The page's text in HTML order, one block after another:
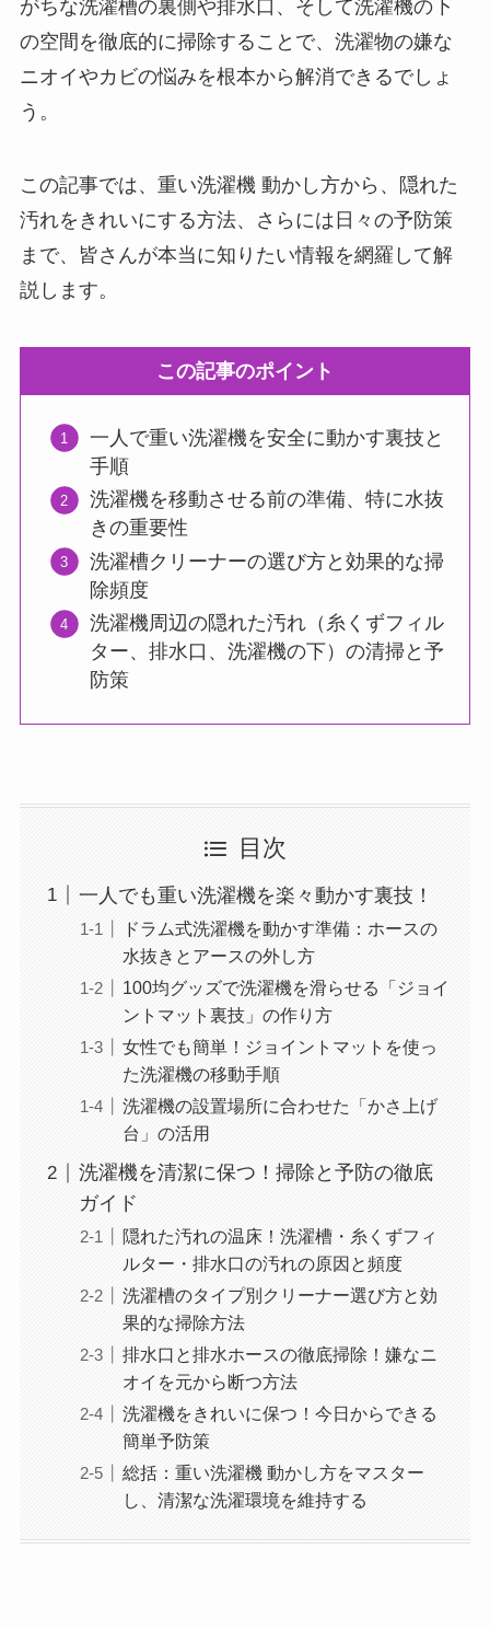
がちな洗濯槽の裏側や排水口、そして洗濯機の下
の空間を徹底的に掃除することで、洗濯物の嫌な
ニオイやカビの悩みを根本から解消できるでしょ
う。
この記事では、重い洗濯機 動かし方から、隠れた
汚れをきれいにする方法、さらには日々の予防策
まで、皆さんが本当に知りたい情報を網羅して解
説します。
この記事のポイント
一人で重い洗濯機を安全に動かす裏技と
手順
洗濯機を移動させる前の準備、特に水抜
きの重要性
洗濯槽クリーナーの選び方と効果的な掃
除頻度
洗濯機周辺の隠れた汚れ（糸くずフィル
ター、排水口、洗濯機の下）の清掃と予
防策
目次
一人でも重い洗濯機を楽々動かす裏技！
ドラム式洗濯機を動かす準備：ホースの
水抜きとアースの外し方
100均グッズで洗濯機を滑らせる「ジョイ
ントマット裏技」の作り方
女性でも簡単！ジョイントマットを使っ
た洗濯機の移動手順
洗濯機の設置場所に合わせた「かさ上げ
台」の活用
洗濯機を清潔に保つ！掃除と予防の徹底
ガイド
隠れた汚れの温床！洗濯槽・糸くずフィ
ルター・排水口の汚れの原因と頻度
洗濯槽のタイプ別クリーナー選び方と効
果的な掃除方法
排水口と排水ホースの徹底掃除！嫌なニ
オイを元から断つ方法
洗濯機をきれいに保つ！今日からできる
簡単予防策
総括：重い洗濯機 動かし方をマスター
し、清潔な洗濯環境を維持する